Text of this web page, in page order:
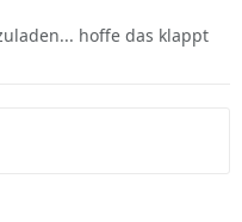
hoffe das klappt